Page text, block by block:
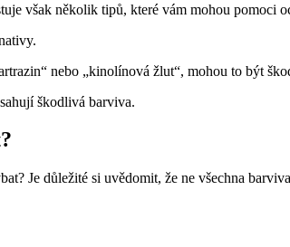
však několik tipů, které vám mohou pomoci
nebo „kinolínová žlut“, mohou to být
škodlivá barviva.
Je důležité si uvědomit, že ne všechna